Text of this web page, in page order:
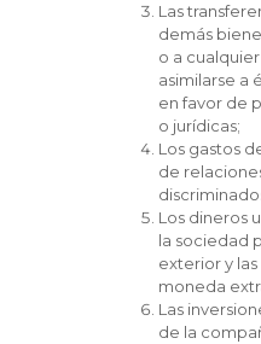
Las
demás
o a
asimilarse a
en favor de
o jurídicas;
Los gastos
de
Los dineros
la sociedad
exterior y
moneda
Las
de la